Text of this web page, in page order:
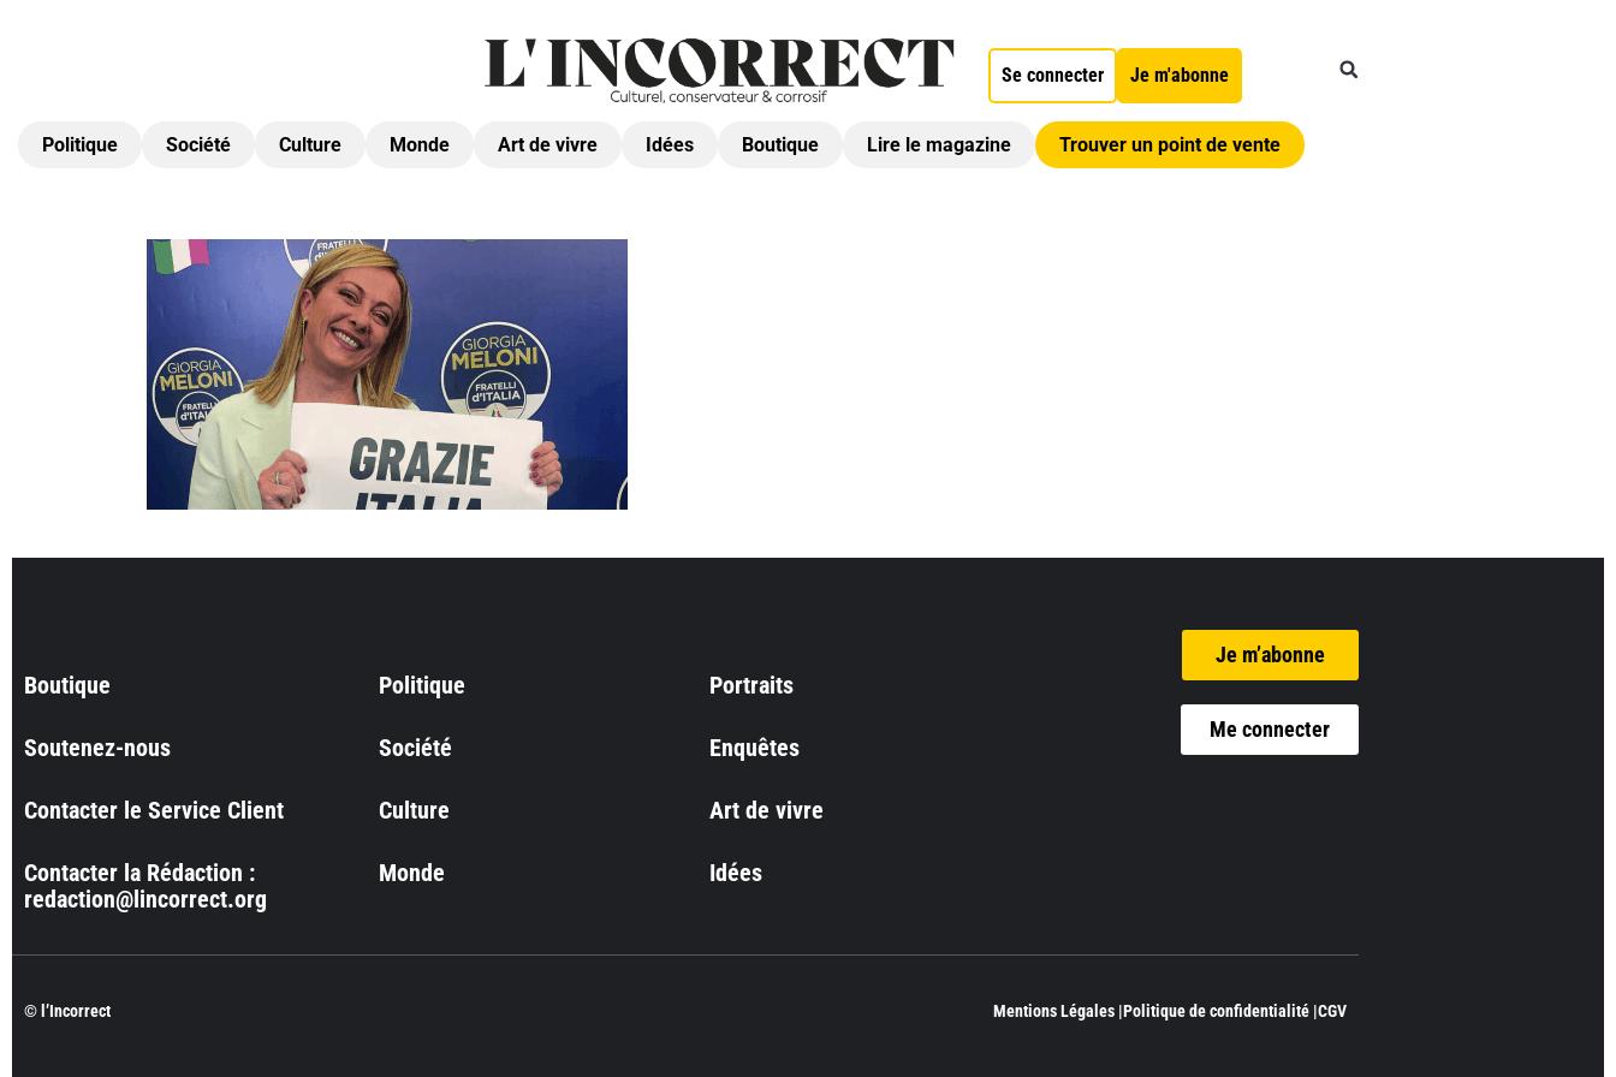
Se connecter Je m'abonne
Politique Société Culture Monde Art de vivre Idées Boutique Lire le magazine Trouver un point de vente
Boutique
Soutenez-nous
Contacter le Service Client
Contacter la Rédaction :
redaction@lincorrect.org
Politique
Société
Culture
Monde
Portraits
Enquêtes
Art de vivre
Idées
Je m’abonne
Me connecter
© l’Incorrect Mentions Légales |Politique de confidentialité |CGV